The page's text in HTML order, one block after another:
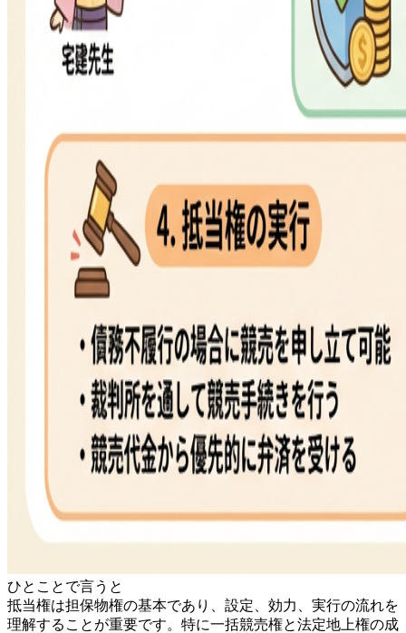
ひとことで言うと
抵当権は担保物権の基本であり、設定、効力、実行の流れを
理解することが重要です。特に一括競売権と法定地上権の成